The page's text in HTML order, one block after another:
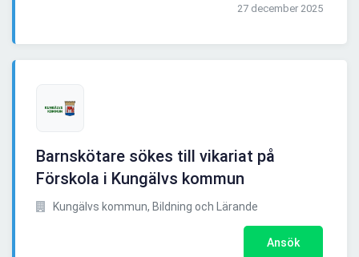
27 december 2025
Barnskötare sökes till vikariat på
Förskola i Kungälvs kommun
Kungälvs kommun, Bildning och Lärande
Ansök